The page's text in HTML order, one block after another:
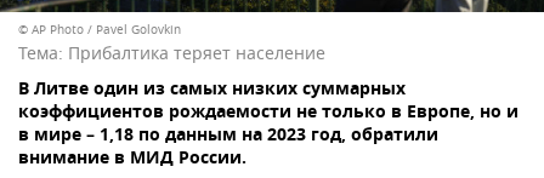
© AP Photo / Pavel Golovkin
Тема: Прибалтика теряет население
В Литве один из самых низких суммарных
коэффициентов рождаемости не только в Европе, но и
в мире – 1,18 по данным на 2023 год, обратили
внимание в МИД России.